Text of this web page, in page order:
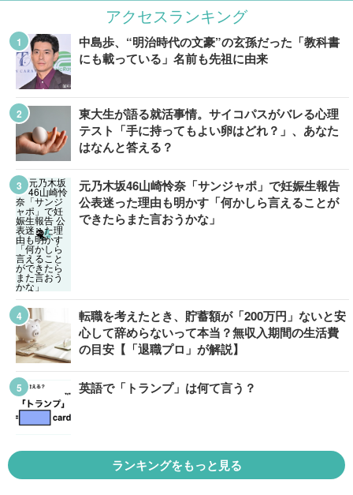
アクセスランキング
中島歩、“明治時代の文豪”の玄孫だった「教科書
にも載っている」名前も先祖に由来
東大生が語る就活事情。サイコパスがバレる心理
テスト「手に持ってもよい卵はどれ？」、あなた
はなんと答える？
元乃木坂46山崎怜奈「サンジャポ」で妊娠生報告
公表迷った理由も明かす「何かしら言えることが
できたらまた言おうかな」
転職を考えたとき、貯蓄額が「200万円」ないと安
心して辞めらないって本当？無収入期間の生活費
の目安【「退職プロ」が解説】
英語で「トランプ」は何て言う？
ランキングをもっと見る